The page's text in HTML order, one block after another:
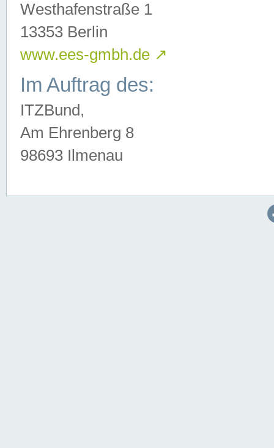
Westhafenstraße 1
13353 Berlin
www.ees-gmbh.de ↗
Im Auftrag des:
ITZBund,
Am Ehrenberg 8
98693 Ilmenau